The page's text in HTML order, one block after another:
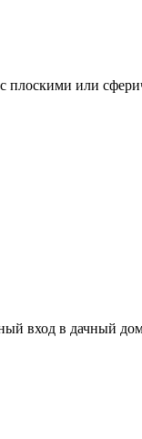
плоскими или
вход в дачный